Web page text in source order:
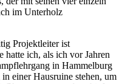
im Unterholz
Projektleiter ist
hatte ich, als ich vor Jahren
in Hammelburg
einer Hausruine stehen, um